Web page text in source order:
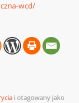
wcd/
i otagowany jako